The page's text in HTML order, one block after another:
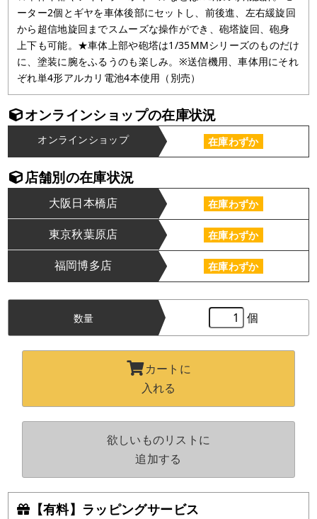
ーター2個とギヤを車体後部にセットし、前後進、左右緩旋回
から超信地旋回までスムーズな操作ができ、砲塔旋回、砲身
上下も可能。★車体上部や砲塔は1/35MMシリーズのものだけ
に、塗装に腕をふるうのも楽しみ。※送信機用、車体用にそれ
ぞれ単4形アルカリ電池4本使用（別売）
オンラインショップの在庫状況
オンラインショップ 在庫わずか
店舗別の在庫状況
大阪日本橋店 在庫わずか
東京秋葉原店 在庫わずか
福岡博多店 在庫わずか
【有料】ラッピングサービス
数量 個
カートに
入れる
欲しいものリストに
追加する